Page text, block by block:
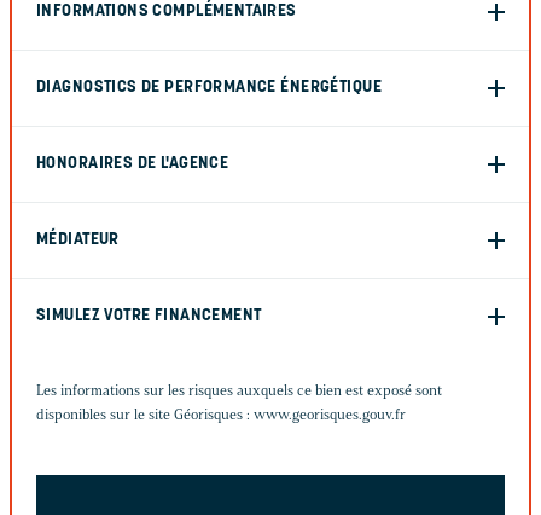
INFORMATIONS COMPLÉMENTAIRES
DIAGNOSTICS DE PERFORMANCE ÉNERGÉTIQUE
HONORAIRES DE L'AGENCE
MÉDIATEUR
SIMULEZ VOTRE FINANCEMENT
Les informations sur les risques auxquels ce bien est exposé sont
disponibles sur le site Géorisques : www.georisques.gouv.fr